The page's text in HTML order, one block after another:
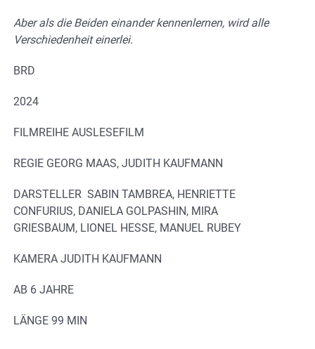
Aber als die Beiden einander kennenlernen, wird alle
Verschiedenheit einerlei.
BRD
2024
FILMREIHE AUSLESEFILM
REGIE GEORG MAAS, JUDITH KAUFMANN
DARSTELLER SABIN TAMBREA, HENRIETTE
CONFURIUS, DANIELA GOLPASHIN, MIRA
GRIESBAUM, LIONEL HESSE, MANUEL RUBEY
KAMERA JUDITH KAUFMANN
AB 6 JAHRE
LÄNGE 99 MIN